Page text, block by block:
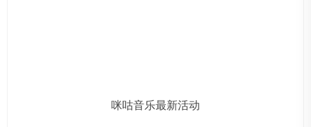
咪咕音乐最新活动